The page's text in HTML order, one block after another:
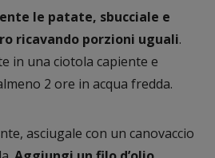
le patate, sbucciale e
ricavando porzioni uguali.
in una ciotola capiente e
2 ore in acqua fredda.
asciugale con un canovaccio